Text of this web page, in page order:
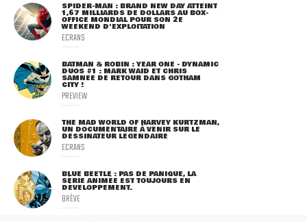
SPIDER-MAN : BRAND NEW DAY ATTEINT
1,67 MILLIARDS DE DOLLARS AU BOX-
OFFICE MONDIAL POUR SON 2E
WEEKEND D'EXPLOITATION
ECRANS
BATMAN & ROBIN : YEAR ONE - DYNAMIC
DUOS #1 : MARK WAID ET CHRIS
SAMNEE DE RETOUR DANS GOTHAM
CITY !
PREVIEW
THE MAD WORLD OF HARVEY KURTZMAN,
UN DOCUMENTAIRE À VENIR SUR LE
DESSINATEUR LÉGENDAIRE
ECRANS
BLUE BEETLE : PAS DE PANIQUE, LA
SÉRIE ANIMÉE EST TOUJOURS EN
DÉVELOPPEMENT.
BRÈVE